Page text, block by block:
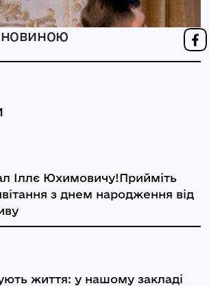
новиною
Іллє Юхимовичу!Прийміть
з днем народження від
життя: у нашому закладі